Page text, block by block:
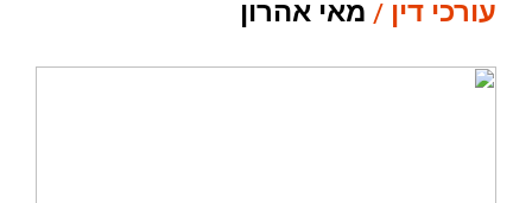
עורכי דין / מאי אהרון